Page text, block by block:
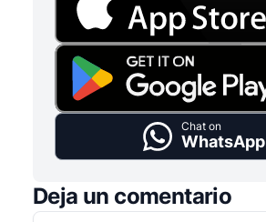
Chat on
WhatsApp
Deja un comentario